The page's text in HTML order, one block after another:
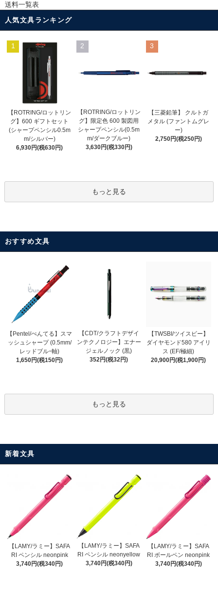
送料一覧表
人気文具ランキング
1
【ROTRING/ロットリン
グ】600 ギフトセット
(シャープペンシル0.5m
m/シルバー)
6,930円(税630円)
2
【ROTRING/ロットリン
グ】限定色 600 製図用
シャープペンシル(0.5m
m/ダークブルー)
3,630円(税330円)
3
【三菱鉛筆】 クルトガ
メタル (ファントムグレ
ー)
2,750円(税250円)
もっと見る
おすすめ文具
【Pentel/ぺんてる】スマ
ッシュシャープ (0.5mm/
レッドブルｰ軸)
1,650円(税150円)
【CDT/クラフトデザイ
ンテクノロジー】エナー
ジェルノック (黒)
352円(税32円)
【TWSBI/ツイスビー】
ダイヤモンド580 アイリ
ス (EF/極細)
20,900円(税1,900円)
もっと見る
新着文具
【LAMY/ラミー】SAFA
RI ペンシル neonpink
3,740円(税340円)
【LAMY/ラミー】SAFA
RI ペンシル neonyellow
3,740円(税340円)
【LAMY/ラミー】SAFA
RI ボールペン neonpink
3,740円(税340円)